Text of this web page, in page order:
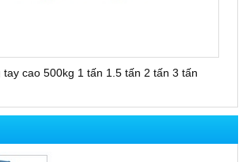
tay cao 500kg 1 tấn 1.5 tấn 2 tấn 3 tấn